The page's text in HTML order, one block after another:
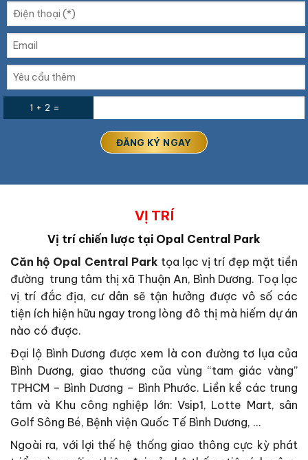
1 + 2 =
VỊ TRÍ
Vị trí chiến lược tại Opal Central Park
Căn hộ Opal Central Park tọa lạc vị trí đẹp mặt tiền
đường trung tâm thị xã Thuận An, Bình Dương. Toạ lạc
vị trí đắc địa, cư dân sẽ tận hưởng được vô số các
tiện ích hiện hữu ngay trong lòng đô thị mà hiếm dự án
nào có được.
Đại lộ Bình Dương được xem là con đường tơ lụa của
Bình Dương, giao thương của vùng “tam giác vàng”
TPHCM – Bình Dương – Bình Phước. Liền kề các trung
tâm và Khu công nghiệp lớn: Vsip1, Lotte Mart, sân
Golf Sông Bé, Bệnh viện Quốc Tế Bình Dương, …
Ngoài ra, với lợi thế hệ thống giao thông cực kỳ phát